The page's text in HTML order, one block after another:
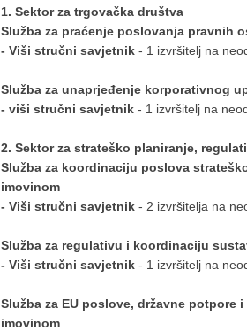
1. Sektor za trgovačka društva
Služba za praćenje poslovanja pravnih
- Viši stručni savjetnik- 1 izvršitelj na
Služba za unaprjeđenje korporativnog
- viši stručni savjetnik - 1 izvršitelj na
2. Sektor za strateško planiranje,
Služba za koordinaciju poslova
imovinom
- Viši stručni savjetnik - 2 izvršitelja na
Služba za regulativu i koordinaciju
- Viši stručni savjetnik - 1 izvršitelj na
Služba za EU poslove, državne
imovinom